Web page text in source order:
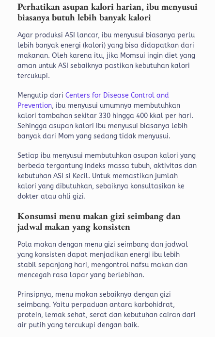
Perhatikan asupan kalori harian, ibu menyusui
biasanya butuh lebih banyak kalori
Agar produksi ASI lancar, ibu menyusui biasanya perlu
lebih banyak energi (kalori) yang bisa didapatkan dari
makanan. Oleh karena itu, jika Momsui ingin diet yang
aman untuk ASI sebaiknya pastikan kebutuhan kalori
tercukupi.
Mengutip dari Centers for Disease Control and
Prevention, ibu menyusui umumnya membutuhkan
kalori tambahan sekitar 330 hingga 400 kkal per hari.
Sehingga asupan kalori ibu menyusui biasanya lebih
banyak dari Mom yang sedang tidak menyusui.
Setiap ibu menyusui membutuhkan asupan kalori yang
berbeda tergantung indeks massa tubuh, aktivitas dan
kebutuhan ASI si Kecil. Untuk memastikan jumlah
kalori yang dibutuhkan, sebaiknya konsultasikan ke
dokter atau ahli gizi.
Konsumsi menu makan gizi seimbang dan
jadwal makan yang konsisten
Pola makan dengan menu gizi seimbang dan jadwal
yang konsisten dapat menjadikan energi ibu lebih
stabil sepanjang hari, mengontrol nafsu makan dan
mencegah rasa lapar yang berlebihan.
Prinsipnya, menu makan sebaiknya dengan gizi
seimbang. Yaitu perpaduan antara karbohidrat,
protein, lemak sehat, serat dan kebutuhan cairan dari
air putih yang tercukupi dengan baik.